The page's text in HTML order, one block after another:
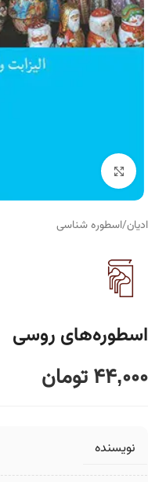
برای بزرگنمایی کلیک کنید
ادیان/اسطوره شناسی
اسطوره‌های روسی
44,000تومان
نویسنده